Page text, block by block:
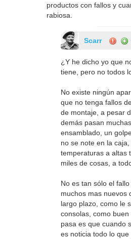
productos con fallos y
rabiosa.
Scarr
¿Y he dicho yo que
tiene, pero no todos
No existe ningún
que no tenga fallos
de montaje, a pesar
demás pasan
ensamblado, un
no se note en la
temperaturas a altas
miles de cosas, a
No es tan sólo el
muchos mas nuevos
largo plazo, como le
consolas, como
pasa es que cuando
es noticia todo lo